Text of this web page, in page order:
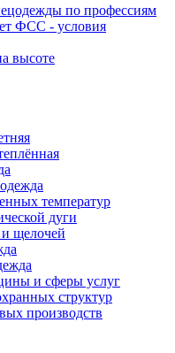
по профессиям
ФСС - условия
высоте
температур
дуги
щелочей
и сферы услуг
структур
производств